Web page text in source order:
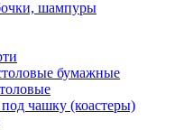
шампуры
бумажные
чашку (коастеры)